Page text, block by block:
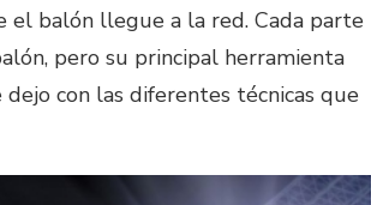
el balón llegue a la red. Cada parte
pero su principal herramienta
con las diferentes técnicas que